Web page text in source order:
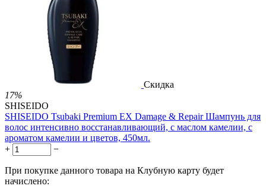
Скидка
17%
SHISEIDO
SHISEIDO Tsubaki Premium EX Damage & Repair Шампунь для
волос интенсивно восстанавливающий, с маслом камелии, с
ароматом камелии и цветов, 450мл.
+
−
При покупке данного товара на Клубную карту будет
начислено: